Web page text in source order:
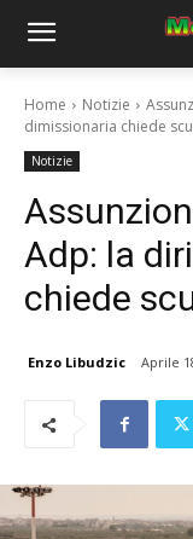
Home Notizie
dimissionaria chiede
Notizie
Adp: la
chiede
Enzo Libudzic Aprile